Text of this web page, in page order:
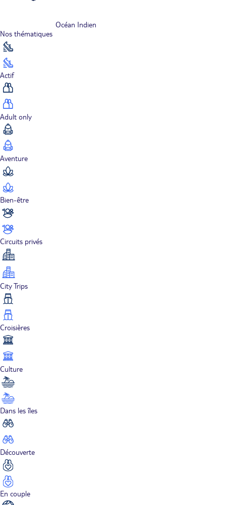
Océan Indien
Nos thématiques
Actif
Adult only
Aventure
Bien-être
Circuits privés
City Trips
Croisières
Culture
Dans les îles
Découverte
En couple